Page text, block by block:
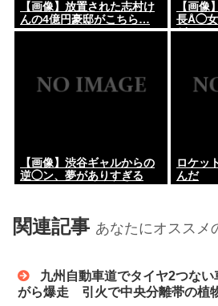
【画像】放置された志村け
んの4億円豪邸がこちら…
【画像
長Å◯女
ど
【画像】渋谷ギャルからの
逆◯ン、夢がありすぎる
ロケッ
んだ
関連記事 あなたにオススメ
がら爆走 引火で中央分離帯の植